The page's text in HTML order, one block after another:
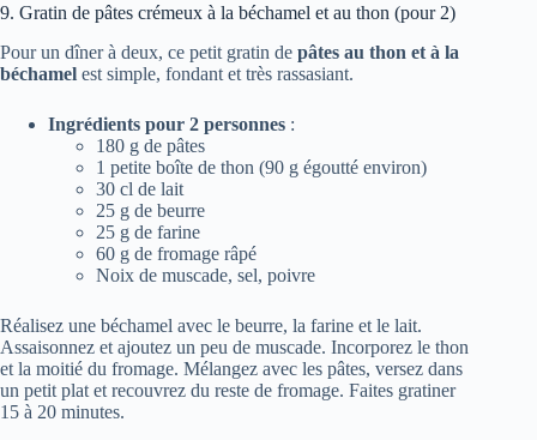
9. Gratin de pâtes crémeux à la béchamel et au thon (pour 2)
Pour un dîner à deux, ce petit gratin de pâtes au thon et à la
béchamel est simple, fondant et très rassasiant.
Ingrédients pour 2 personnes :
180 g de pâtes
1 petite boîte de thon (90 g égoutté environ)
30 cl de lait
25 g de beurre
25 g de farine
60 g de fromage râpé
Noix de muscade, sel, poivre
Réalisez une béchamel avec le beurre, la farine et le lait.
Assaisonnez et ajoutez un peu de muscade. Incorporez le thon
et la moitié du fromage. Mélangez avec les pâtes, versez dans
un petit plat et recouvrez du reste de fromage. Faites gratiner
15 à 20 minutes.